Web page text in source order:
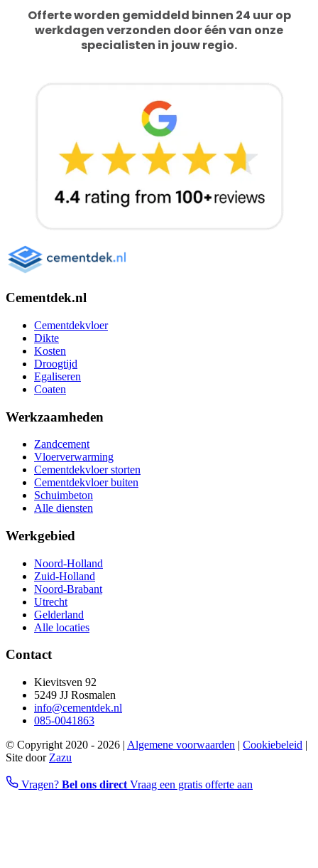
Cementdek.nl
Cementdekvloer
Dikte
Kosten
Droogtijd
Egaliseren
Coaten
Werkzaamheden
Zandcement
Vloerverwarming
Cementdekvloer storten
Cementdekvloer buiten
Schuimbeton
Alle diensten
Werkgebied
Noord-Holland
Zuid-Holland
Noord-Brabant
Utrecht
Gelderland
Alle locaties
Contact
Kievitsven 92
5249 JJ Rosmalen
info@cementdek.nl
085-0041863
© Copyright 2020 - 2026 | Algemene voorwaarden | Cookiebeleid |
Site door Zazu
Vragen? Bel ons direct Vraag een gratis offerte aan